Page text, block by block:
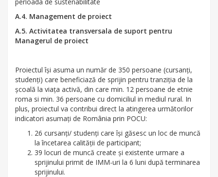
A.4. Management de proiect
A.5. Activitatea transversala de suport pentru
Managerul de proiect
Proiectul își asuma un număr de 350 persoane (cursanți,
studenți) care beneficiază de sprijin pentru tranziția de la
școală la viața activă, din care min. 12 persoane de etnie
roma si min. 36 persoane cu domiciliul in mediul rural. In
plus, proiectul va contribui direct la atingerea următorilor
indicatori asumați de România prin POCU:
26 cursanți/ studenți care își găsesc un loc de muncă
la încetarea calității de participant;
39 locuri de muncă create și existente urmare a
sprijinului primit de IMM-uri la 6 luni după terminarea
sprijinului.